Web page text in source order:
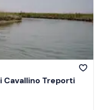
Cavallino Treporti